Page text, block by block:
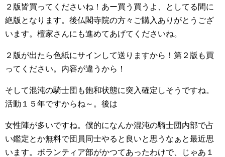
２版皆買ってくださいね！あー買う買うよ、としてる間に
絶版となります。後仏閣寺院の方々ご購入ありがとうござ
います。檀家さんにも進めてあげてくださいね。
２版が出たら色紙にサインして送りますから！第２版も買
ってください。内容が違うから！
そして混沌の騎士団も飽和状態に突入確定しそうですね。
活動１５年ですからね～。後は
女性陣が多いですね。僕的になんか混沌の騎士団内部で占
い鑑定とか無料で団員同士やると良いと思うなぁと最近思
います。ボランティア部がかつてあったわけで、じゃあ１